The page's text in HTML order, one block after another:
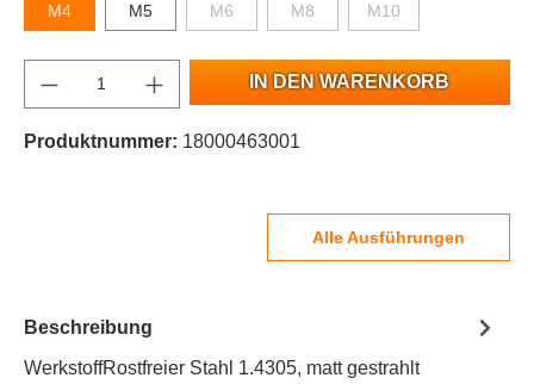
M4 M5 M6 M8 M10
IN DEN WARENKORB
Produktnummer: 18000463001
Alle Ausführungen
Beschreibung
WerkstoffRostfreier Stahl 1.4305, matt gestrahlt